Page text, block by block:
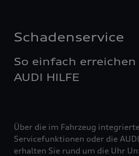
Schadenservice
So einfach erreichen
AUDI HILFE
Über die im Fahrzeug
Servicefunktionen oder die
erhalten Sie rund um die Uhr